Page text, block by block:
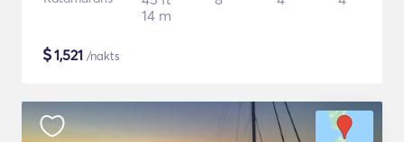
14 m
$1,521 /nakts